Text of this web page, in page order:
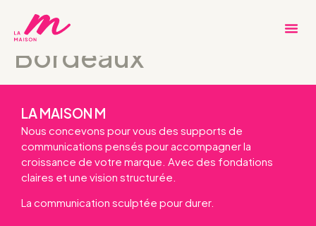
LifeSize Plans
Bordeaux
LA MAISON M
Nous concevons pour vous des supports de
communications pensés pour accompagner la
croissance de votre marque. Avec des fondations
claires et une vision structurée.
La communication sculptée pour durer.